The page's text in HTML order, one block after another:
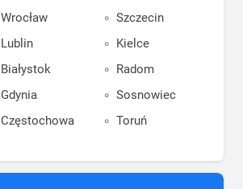
Wrocław
Lublin
Białystok
Gdynia
Częstochowa
Szczecin
Kielce
Radom
Sosnowiec
Toruń